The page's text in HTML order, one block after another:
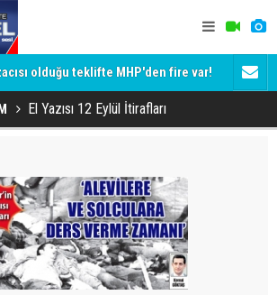
olduğu teklifte MHP'den fire var!
isim
Siyaset-
El Yazısı 12 Eylül İtirafları